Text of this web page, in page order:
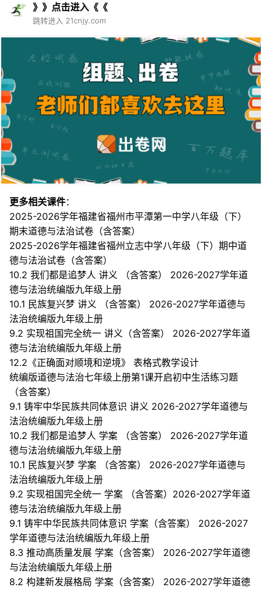
》》点击进入《《
跳转进入 21cnjy.com
更多相关课件：
2025-2026学年福建省福州市平潭第一中学八年级（下）
期末道德与法治试卷（含答案）
2025-2026学年福建省福州立志中学八年级（下）期中道
德与法治试卷（含答案）
10.2 我们都是追梦人 讲义 （含答案） 2026-2027学年道
德与法治统编版九年级上册
10.1 民族复兴梦 讲义 （含答案） 2026-2027学年道德与
法治统编版九年级上册
9.2 实现祖国完全统一 讲义（含答案） 2026-2027学年道
德与法治统编版九年级上册
12.2《正确面对顺境和逆境》 表格式教学设计
统编版道德与法治七年级上册第1课开启初中生活练习题
（含答案）
9.1 铸牢中华民族共同体意识 讲义 2026-2027学年道德与
法治统编版九年级上册
10.2 我们都是追梦人 学案 （含答案） 2026-2027学年道
德与法治统编版九年级上册
10.1 民族复兴梦 学案 （含答案） 2026-2027学年道德与
法治统编版九年级上册
9.2 实现祖国完全统一 学案 （含答案）2026-2027学年道
德与法治统编版九年级上册
9.1 铸牢中华民族共同体意识 学案（含答案） 2026-2027
学年道德与法治统编版九年级上册
8.3 推动高质量发展 学案（含答案） 2026-2027学年道德
与法治统编版九年级上册
8.2 构建新发展格局 学案（含答案） 2026-2027学年道德